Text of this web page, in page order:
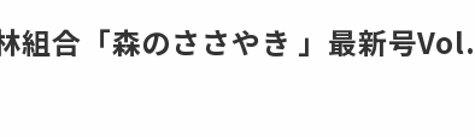
組合「森のささやき 」最新号